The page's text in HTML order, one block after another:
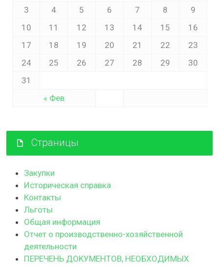
« Фев
3
4 5 6 7 8
9
10
11 12 13 14 15
16
17
18 19 20 21 22
23
24
25 26 27 28 29
30
31
Страницы
Закупки
Историческая справка
Контакты
Льготы
Общая информация
Отчет о производственно-хозяйственной
деятельности
ПЕРЕЧЕНЬ ДОКУМЕНТОВ, НЕОБХОДИМЫХ